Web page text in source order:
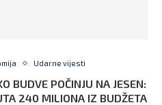
Udarne vijesti
BUDVE POČINJU NA JESEN:
240 MILIONA IZ BUDŽETA